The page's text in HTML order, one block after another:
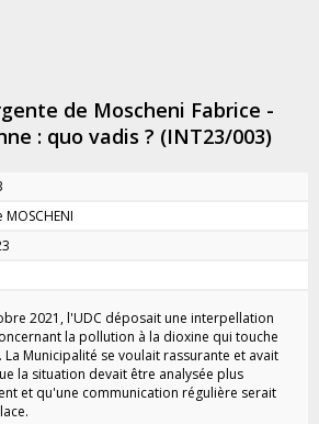
de Moscheni Fabrice -
: quo vadis ? (INT23/003)
2021, l'UDC déposait une interpellation
la pollution à la dioxine qui touche
La Municipalité se voulait rassurante et avait
la situation devait être analysée plus
et qu'une communication régulière serait